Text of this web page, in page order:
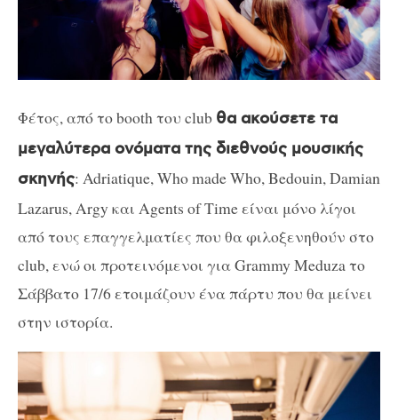
Φέτος, από το booth του club θα ακούσετε τα
μεγαλύτερα ονόματα της διεθνούς μουσικής
σκηνής: Adriatique, Who made Who, Bedouin, Damian
Lazarus, Argy και Agents of Time είναι μόνο λίγοι
από τους επαγγελματίες που θα φιλοξενηθούν στο
club, ενώ οι προτεινόμενοι για Grammy Meduza το
Σάββατο 17/6 ετοιμάζουν ένα πάρτυ που θα μείνει
στην ιστορία.